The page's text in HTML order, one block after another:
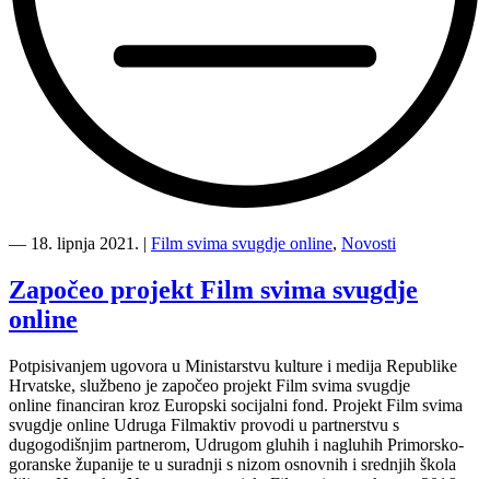
kalendara
projekta
Film
svima
online
u
rujnu”
― 18. lipnja 2021. | Film svima svugdje online, Novosti
Započeo projekt Film svima svugdje
online
Potpisivanjem ugovora u Ministarstvu kulture i medija Republike
Hrvatske, službeno je započeo projekt Film svima svugdje
online financiran kroz Europski socijalni fond. Projekt Film svima
svugdje online Udruga Filmaktiv provodi u partnerstvu s
dugogodišnjim partnerom, Udrugom gluhih i nagluhih Primorsko-
goranske županije te u suradnji s nizom osnovnih i srednjih škola